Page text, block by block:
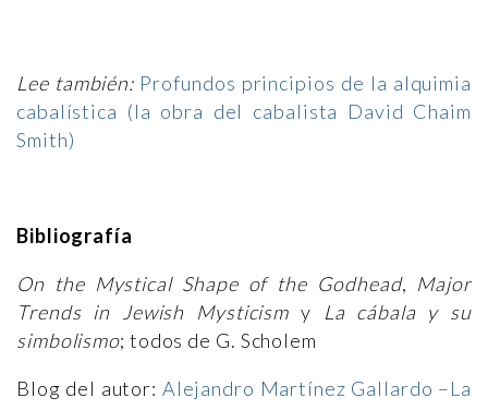
Lee también: Profundos principios de la alquimia
cabalística (la obra del cabalista David Chaim
Smith)
Bibliografía
On the Mystical Shape of the Godhead, Major
Trends in Jewish Mysticism y La cábala y su
simbolismo; todos de G. Scholem
Blog del autor: Alejandro Martínez Gallardo –La